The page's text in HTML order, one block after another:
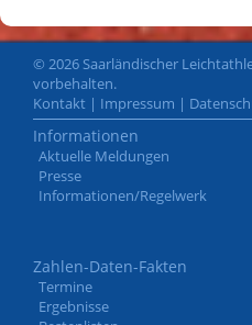
© 2026 Saarländischer
vorbehalten.
Kontakt | Impressum |
Informationen
Aktuelle Meldungen
Presse
Informationen/Regelwerk
Zahlen-Daten-Fakten
Termine
Ergebnisse